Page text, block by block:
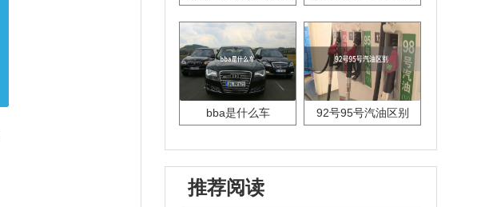
bba是什么车 92号95号汽油区别
推荐阅读